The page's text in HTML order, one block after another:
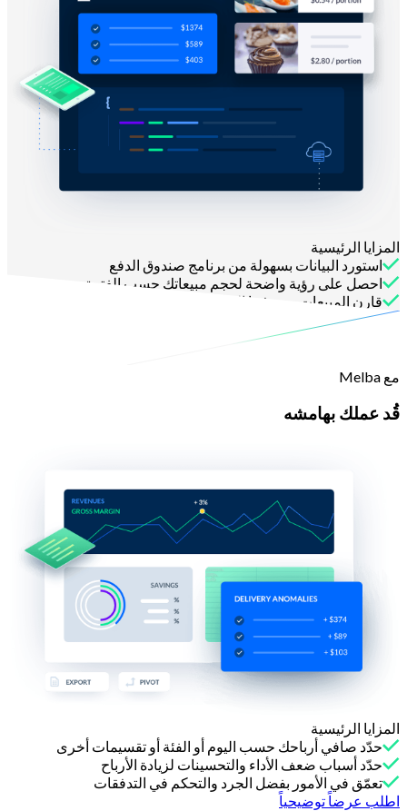
المزايا الرئيسية
استورد البيانات بسهولة من برنامج صندوق الدفع
احصل على رؤية واضحة لحجم مبيعاتك حسب الفترة
قارن المبيعات بمعرفتنا الدقيقة بالتكاليف
مع Melba
قُد عملك بهامشه
المزايا الرئيسية
حدّد صافي أرباحك حسب اليوم أو الفئة أو تقسيمات أخرى
حدّد أسباب ضعف الأداء والتحسينات لزيادة الأرباح
تعمّق في الأمور بفضل الجرد والتحكم في التدفقات
اطلب عرضاً توضيحياً